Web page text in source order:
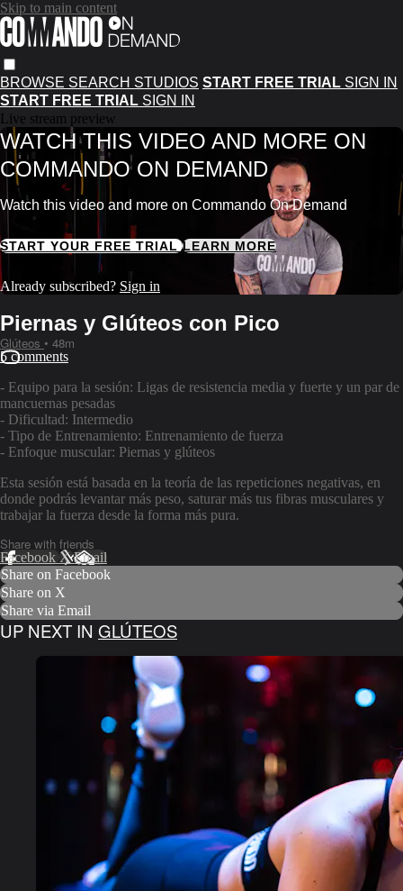
Skip to main content
BROWSE SEARCH STUDIOS START FREE TRIAL SIGN IN
START FREE TRIAL SIGN IN
Live stream preview
WATCH THIS VIDEO AND MORE ON
COMMANDO ON DEMAND
Watch this video and more on Commando On Demand
START YOUR FREE TRIALLEARN MORE
Already subscribed? Sign in
Piernas y Glúteos con Pico
Glúteos • 48m
5 comments
- Equipo para la sesión: Ligas de resistencia media y fuerte y un par de
mancuernas pesadas
- Dificultad: Intermedio
- Tipo de Entrenamiento: Entrenamiento de fuerza
- Enfoque muscular: Piernas y glúteos
Esta sesión está basada en la teoría de las repeticiones negativas, en
donde podrás levantar más peso, saturar más tus fibras musculares y
trabajar la fuerza desde la forma más pura.
Share with friends
Facebook XEmail
Share on Facebook
Share on X
Share via Email
UP NEXT IN GLÚTEOS